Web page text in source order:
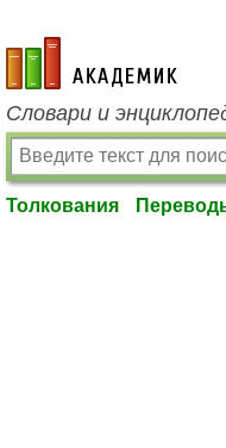
academic.ru
Словари и
Толкования